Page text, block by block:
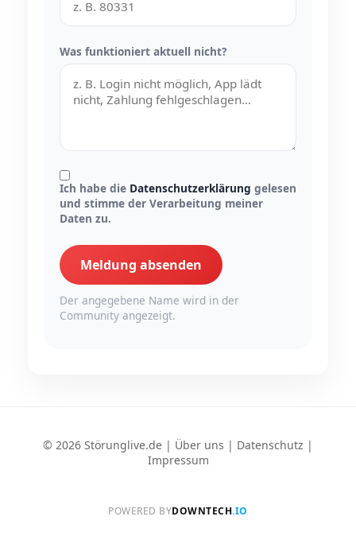
Was funktioniert aktuell nicht?
Ich habe die Datenschutzerklärung gelesen
und stimme der Verarbeitung meiner
Daten zu.
Meldung absenden
Der angegebene Name wird in der
Community angezeigt.
© 2026 Störunglive.de | Über uns | Datenschutz |
Impressum
POWERED BYDOWNTECH.IO